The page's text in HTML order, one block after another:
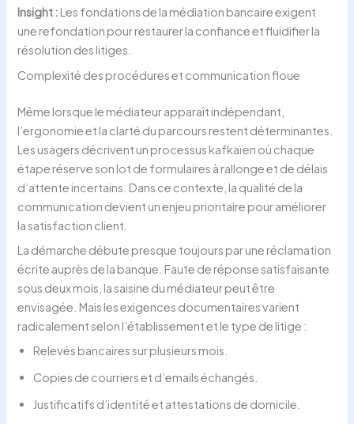
Insight : Les fondations de la médiation bancaire exigent
une refondation pour restaurer la confiance et fluidifier la
résolution des litiges.
Complexité des procédures et communication floue
Même lorsque le médiateur apparaît indépendant,
l’ergonomie et la clarté du parcours restent déterminantes.
Les usagers décrivent un processus kafkaïen où chaque
étape réserve son lot de formulaires à rallonge et de délais
d’attente incertains. Dans ce contexte, la qualité de la
communication devient un enjeu prioritaire pour améliorer
la satisfaction client.
La démarche débute presque toujours par une réclamation
écrite auprès de la banque. Faute de réponse satisfaisante
sous deux mois, la saisine du médiateur peut être
envisagée. Mais les exigences documentaires varient
radicalement selon l’établissement et le type de litige :
Relevés bancaires sur plusieurs mois.
Copies de courriers et d’emails échangés.
Justificatifs d’identité et attestations de domicile.